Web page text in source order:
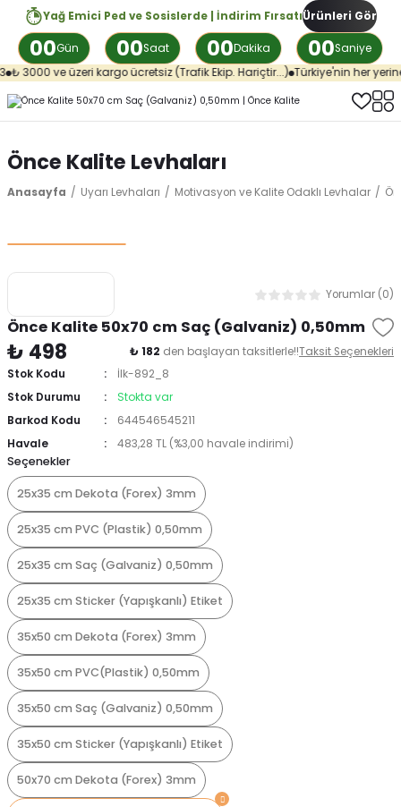
Yağ Emici Ped ve Sosislerde | İndirim Fırsatı
00Gün 00Saat 00Dakika 00Saniye
Ürünleri Gör
3000 ve üzeri kargo ücretsiz (Trafik Ekip. Hariçtir...) Türkiye'nin her yerine
Önce Kalite Levhaları
Anasayfa Uyarı Levhaları Motivasyon ve Kalite Odaklı Levhalar
Yorumlar (0)
Önce Kalite 50x70 cm Saç (Galvaniz) 0,50mm
₺ 498 ₺ 182 den başlayan taksitlerle!!Taksit Seçenekleri
Stok Kodu
İlk-892_8
Stok Durumu
Stokta var
Barkod Kodu
644546545211
Havale
483,28 TL (%3,00 havale indirimi)
Seçenekler
25x35 cm Dekota (Forex) 3mm
25x35 cm PVC (Plastik) 0,50mm
25x35 cm Saç (Galvaniz) 0,50mm
25x35 cm Sticker (Yapışkanlı) Etiket
35x50 cm Dekota (Forex) 3mm
35x50 cm PVC(Plastik) 0,50mm
35x50 cm Saç (Galvaniz) 0,50mm
35x50 cm Sticker (Yapışkanlı) Etiket
50x70 cm Dekota (Forex) 3mm